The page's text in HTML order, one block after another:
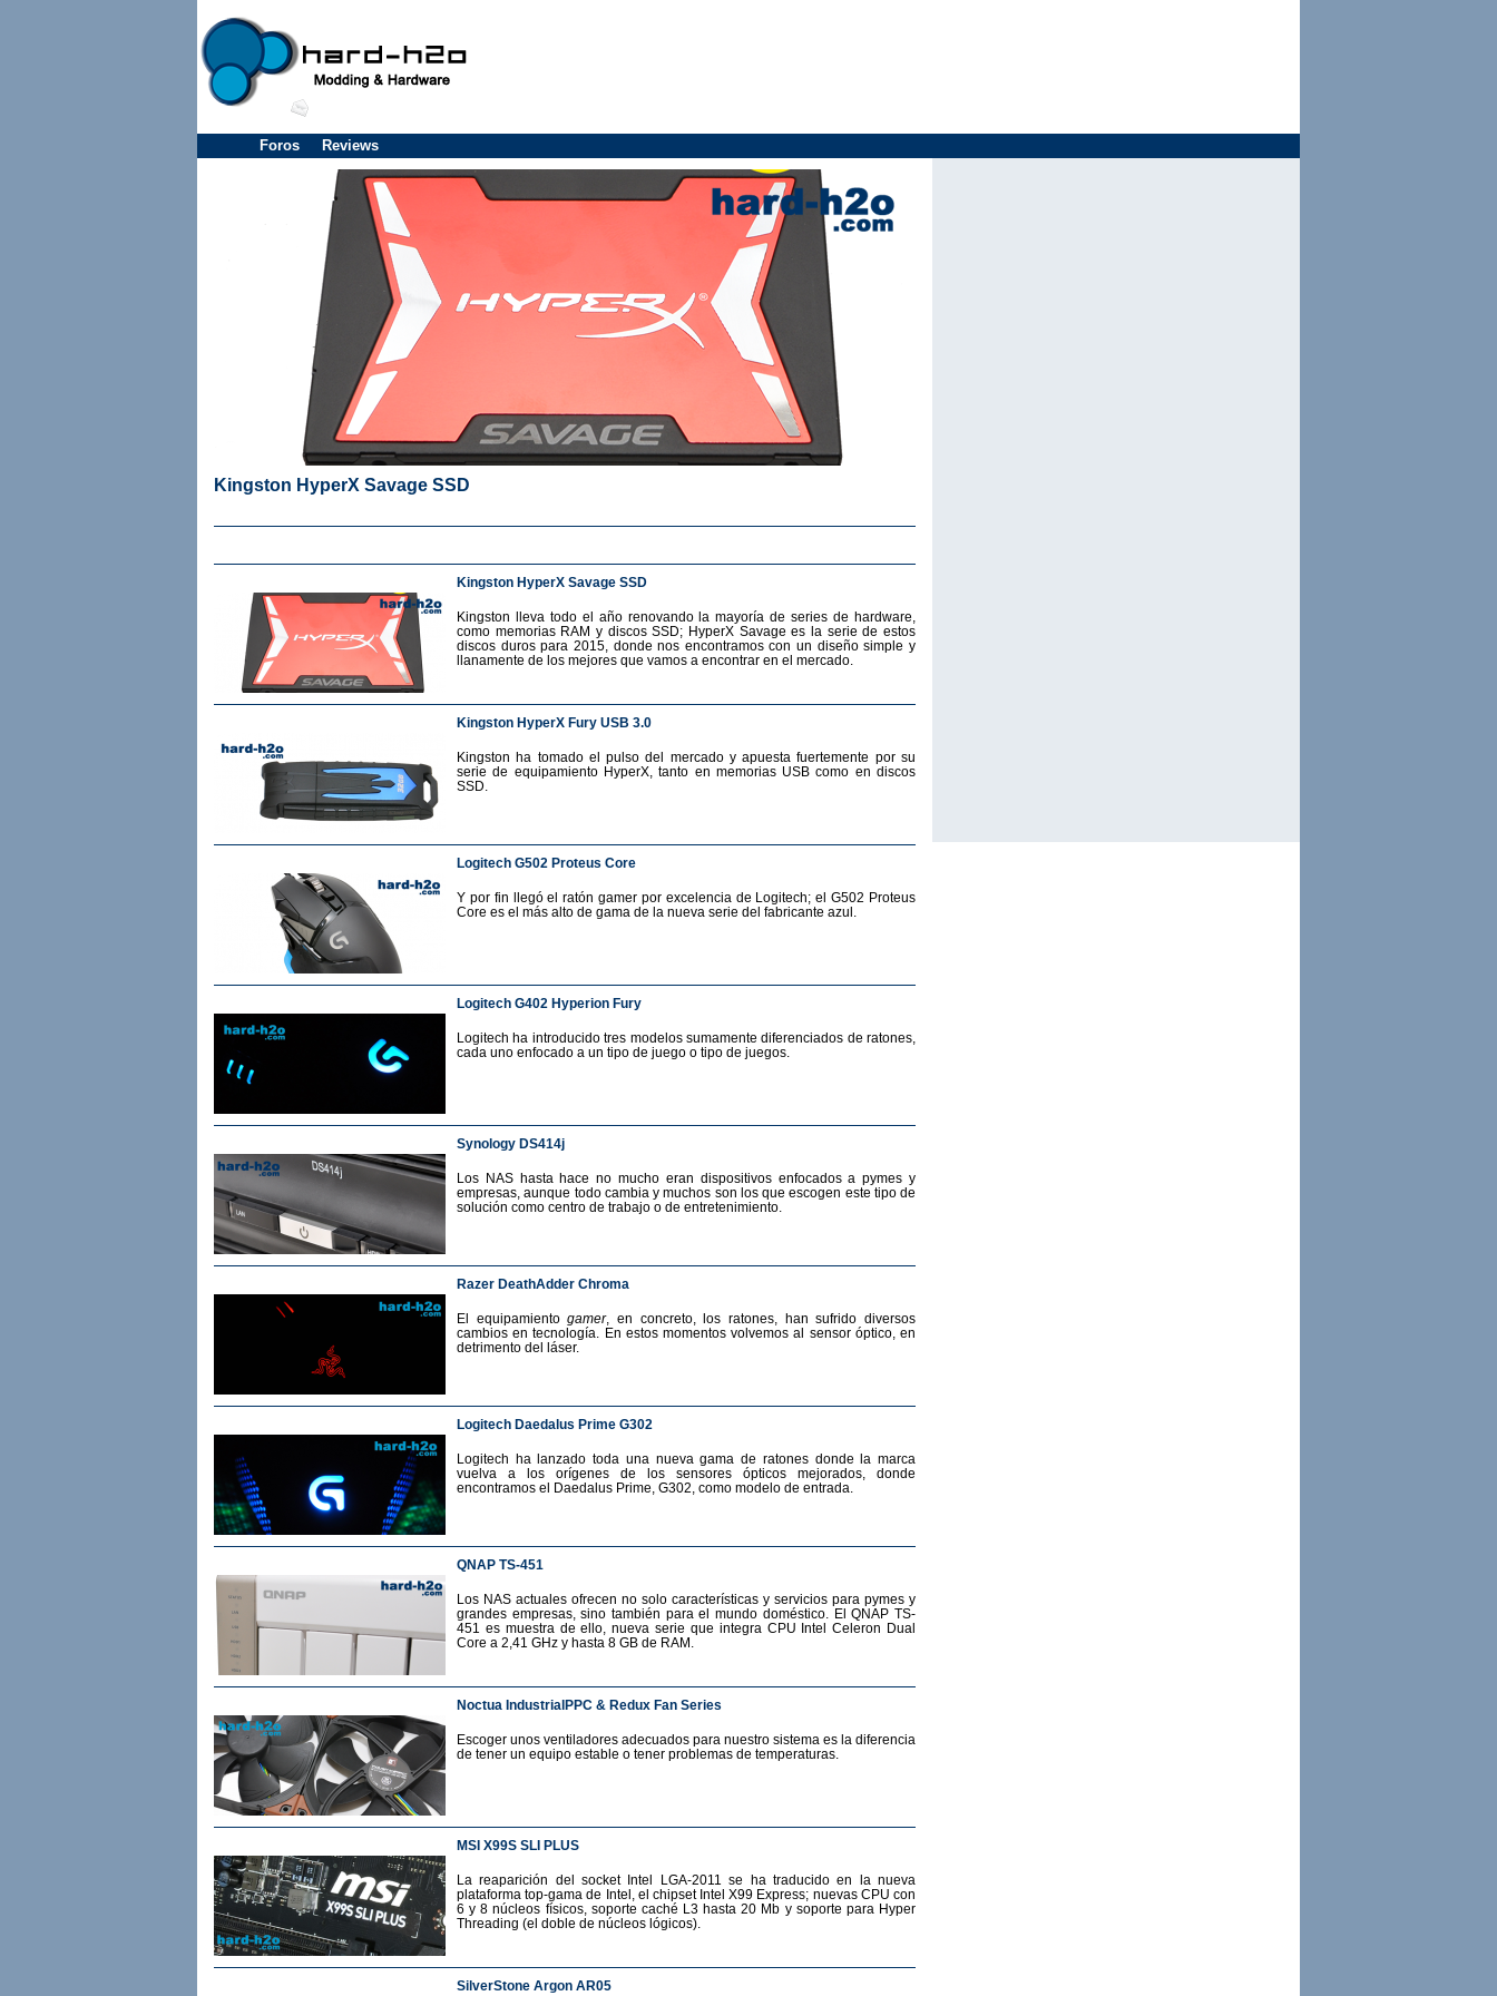
Foros Reviews
Kingston HyperX Savage SSD
Kingston HyperX Savage SSD
Kingston lleva todo el año renovando la mayoría de series de hardware,
como memorias RAM y discos SSD; HyperX Savage es la serie de estos
discos duros para 2015, donde nos encontramos con un diseño simple y
llanamente de los mejores que vamos a encontrar en el mercado.
Kingston HyperX Fury USB 3.0
Kingston ha tomado el pulso del mercado y apuesta fuertemente por su
serie de equipamiento HyperX, tanto en memorias USB como en discos
SSD.
Logitech G502 Proteus Core
Y por fin llegó el ratón gamer por excelencia de Logitech; el G502 Proteus
Core es el más alto de gama de la nueva serie del fabricante azul.
Logitech G402 Hyperion Fury
Logitech ha introducido tres modelos sumamente diferenciados de ratones,
cada uno enfocado a un tipo de juego o tipo de juegos.
Synology DS414j
Los NAS hasta hace no mucho eran dispositivos enfocados a pymes y
empresas, aunque todo cambia y muchos son los que escogen este tipo de
solución como centro de trabajo o de entretenimiento.
Razer DeathAdder Chroma
El equipamientogamer, en concreto, los ratones, han sufrido diversos
cambios en tecnología. En estos momentos volvemos al sensor óptico, en
detrimento del láser.
Logitech Daedalus Prime G302
Logitech ha lanzado toda una nueva gama de ratones donde la marca
vuelva a los orígenes de los sensores ópticos mejorados, donde
encontramos el Daedalus Prime, G302, como modelo de entrada.
QNAP TS-451
Los NAS actuales ofrecen no solo características y servicios para pymes y
grandes empresas, sino también para el mundo doméstico. El QNAP TS-
451 es muestra de ello, nueva serie que integra CPU Intel Celeron Dual
Core a 2,41 GHz y hasta 8 GB de RAM.
Noctua IndustrialPPC & Redux Fan Series
Escoger unos ventiladores adecuados para nuestro sistema es la diferencia
de tener un equipo estable o tener problemas de temperaturas.
MSI X99S SLI PLUS
La reaparición del socket Intel LGA-2011 se ha traducido en la nueva
plataforma top-gama de Intel, el chipset Intel X99 Express; nuevas CPU con
6 y 8 núcleos físicos, soporte caché L3 hasta 20 Mb y soporte para Hyper
Threading (el doble de núcleos lógicos).
SilverStone Argon AR05